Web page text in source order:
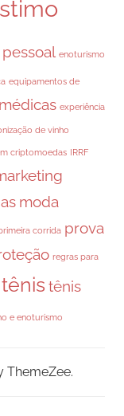
enoturismo
equipamentos de
experiência
de vinho
criptomoedas IRRF
moda
corrida prova
regras para
tênis tênis
e enoturismo
ThemeZee.